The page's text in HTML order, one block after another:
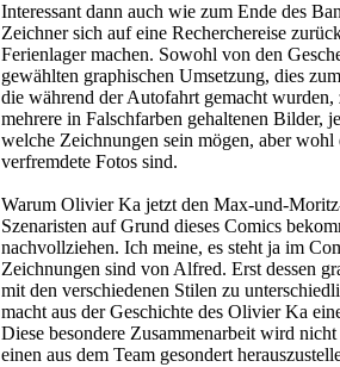
Interessant dann auch wie zum Ende des
Zeichner sich auf eine Recherchereise
Ferienlager machen. Sowohl von den
gewählten graphischen Umsetzung, dies
die während der Autofahrt gemacht
mehrere in Falschfarben gehaltenen Bilder,
welche Zeichnungen sein mögen, aber wohl
verfremdete Fotos sind.
Warum Olivier Ka jetzt den Max-und-
Szenaristen auf Grund dieses Comics
nachvollziehen. Ich meine, es steht ja im
Zeichnungen sind von Alfred. Erst dessen
mit den verschiedenen Stilen zu
macht aus der Geschichte des Olivier Ka
Diese besondere Zusammenarbeit wird
einen aus dem Team gesondert